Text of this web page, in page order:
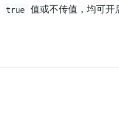
true
值或不传值，均可开